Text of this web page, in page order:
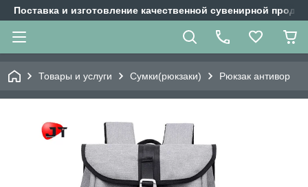
Поставка и изготовление качественной сувенирной
Товары и услуги Сумки(рюкзаки) Рюкзак антивор